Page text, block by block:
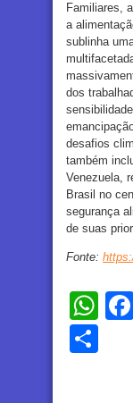
Familiares,
a
sublinha
dos
desafios
também
Venezuela,
Brasil no
segurança
de suas
Fonte: